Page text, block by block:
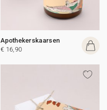
Apothekerskaarsen
€ 16,90